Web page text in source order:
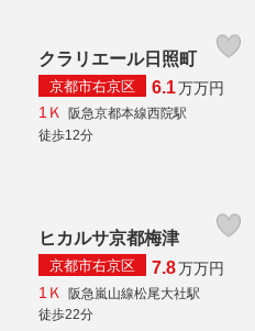
クラリエール日照町
京都市右京区 6.1万万円
1Ｋ 阪急京都本線西院駅
徒歩12分
ヒカルサ京都梅津
京都市右京区 7.8万万円
1Ｋ
阪急嵐山線松尾大社駅
徒歩22分